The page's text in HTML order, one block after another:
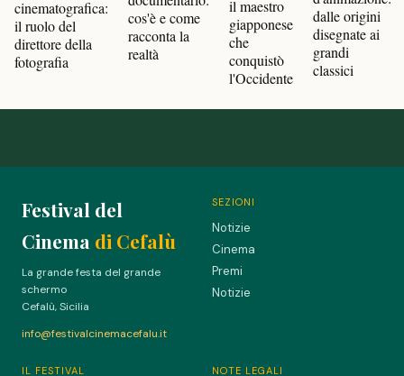
cinematografica:
il ruolo del
direttore della
fotografia
cos'è e come
racconta la
realtà
il maestro
giapponese
che
conquistò
l'Occidente
dalle origini
disegnate ai
grandi
classici
Festival del
Cinema di Cefalù
La grande festa del grande
schermo
Cefalù, Sicilia
info@festivalcinemacefalu.it
SEZIONI
Notizie
Cinema
Premi
Notizie
IL FESTIVAL NOTE LEGALI